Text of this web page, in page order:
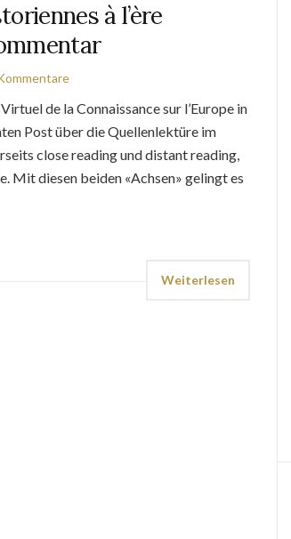
à l’ère
de la Connaissance sur l’Europe in
Post über die Quellenlektüre im
close reading und distant reading,
Mit diesen beiden «Achsen» gelingt es
Weiterlesen